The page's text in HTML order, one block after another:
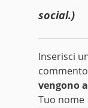
social.)
Inserisci
vengono
Tuo nome